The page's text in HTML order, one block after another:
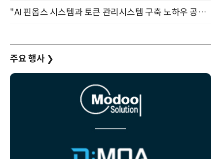
"AI 핀옵스 시스템과 토큰 관리시스템 구축 노하우 공개" 잠실 한국광고문화회관 2층 대회의실 (8/21)
주요 행사 ❯